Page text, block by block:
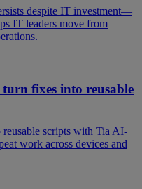
despite IT investment—
IT leaders move from
fixes into reusable
reusable scripts with Tia AI-
work across devices and